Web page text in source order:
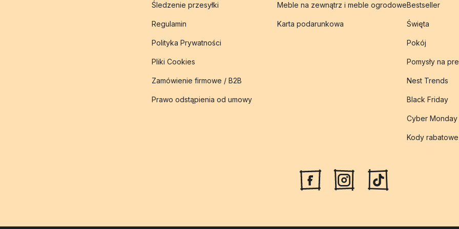
Śledzenie przesyłki
Regulamin
Polityka Prywatności
Pliki Cookies
Zamówienie firmowe / B2B
Prawo odstąpienia od umowy
Meble na zewnątrz i meble ogrodowe
Karta podarunkowa
Bestseller
Święta
Pokój
Pomysły na
Nest Trends
Black Friday
Cyber Monday
Kody rabatowe